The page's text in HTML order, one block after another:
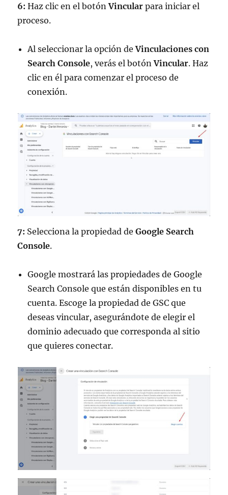
6: Haz clic en el botónVincular para iniciar el
proceso.
Al seleccionar la opción deVinculaciones con
Search Console, verás el botónVincular. Haz
clic en él para comenzar el proceso de
conexión.
7: Selecciona la propiedad deGoogle Search
Console.
Google mostrará las propiedades de Google
Search Console que están disponibles en tu
cuenta. Escoge la propiedad de GSC que
deseas vincular, asegurándote de elegir el
dominio adecuado que corresponda al sitio
que quieres conectar.